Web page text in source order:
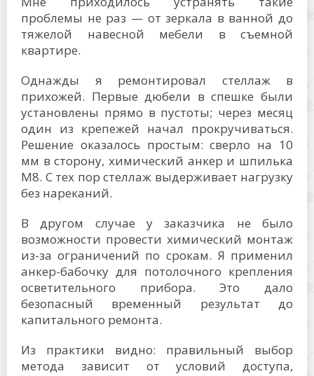
проблемы не раз — от зеркала в ванной до
тяжелой навесной мебели в съемной
квартире.
Однажды я ремонтировал стеллаж в
прихожей. Первые дюбели в спешке были
установлены прямо в пустоты; через месяц
один из крепежей начал прокручиваться.
Решение оказалось простым: сверло на 10
мм в сторону, химический анкер и шпилька
M8. С тех пор стеллаж выдерживает нагрузку
без нареканий.
В другом случае у заказчика не было
возможности провести химический монтаж
из-за ограничений по срокам. Я применил
анкер-бабочку для потолочного крепления
осветительного прибора. Это дало
безопасный временный результат до
капитального ремонта.
Из практики видно: правильный выбор
метода зависит от условий доступа,